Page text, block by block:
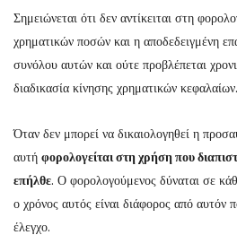
Σημειώνεται ότι δεν αντίκειται στη
χρηματικών ποσών και η αποδεδειγμένη
συνόλου αυτών και ούτε προβλέπεται
διαδικασία κίνησης χρηματικών κεφαλαίων.
Όταν δεν μπορεί να δικαιολογηθεί η
αυτή φορολογείται στη χρήση που
επήλθε. Ο φορολογούμενος δύναται σε
ο χρόνος αυτός είναι διάφορος από αυτόν
έλεγχο.